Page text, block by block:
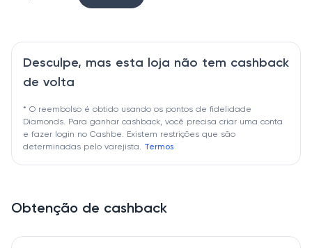
Desculpe, mas esta loja não tem cashback
de volta
* O reembolso é obtido usando os pontos de fidelidade
Diamonds. Para ganhar cashback, você precisa criar uma conta
e fazer login no Cashbe. Existem restrições que são
determinadas pelo varejista. Termos
Obtenção de cashback